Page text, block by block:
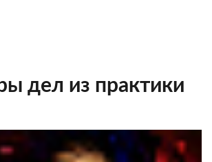
дел из практики